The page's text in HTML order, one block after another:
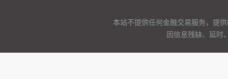
本站不提供任何金融交易服务，提
因信息残缺、延时